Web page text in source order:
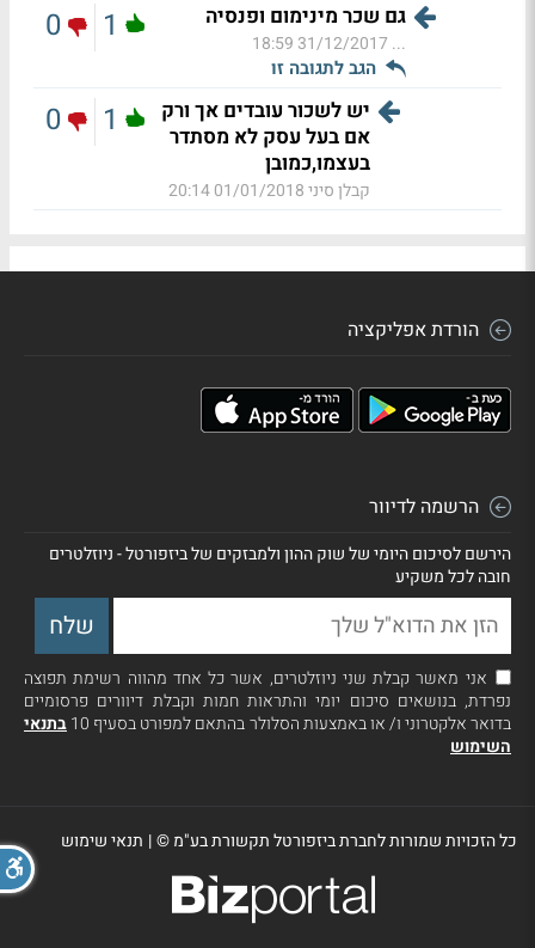
גם שכר מינימום ופנסיה
...
31/12/2017 18:59
הגב לתגובה זו
1
0
יש לשכור עובדים אך ורק
אם בעל עסק לא מסתדר
בעצמו,כמובן
קבלן סיני01/01/2018 20:14
1
0
הורדת אפליקציה
הרשמה לדיוור
הירשם לסיכום היומי של שוק ההון ולמבזקים של ביזפורטל - ניוזלטרים
חובה לכל משקיע
אני מאשר קבלת שני ניוזלטרים, אשר כל אחד מהווה רשימת תפוצה
נפרדת, בנושאים סיכום יומי והתראות חמות וקבלת דיוורים פרסומיים
בדואר אלקטרוני ו/ או באמצעות הסלולר בהתאם למפורט בסעיף 10
בתנאי
השימוש
כל הזכויות שמורות לחברת ביזפורטל תקשורת בע"מ ©| תנאי שימוש